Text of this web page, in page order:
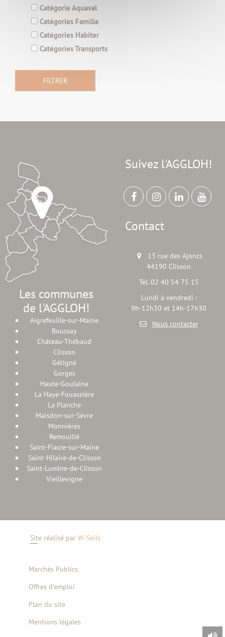
Catégorie Aquaval
Catégories Famille
Catégories Habiter
Catégories Transports
Les communes
de l'AGGLOH!
Aigrefeuille-sur-Maine
Boussay
Château-Thébaud
Clisson
Gétigné
Gorges
Haute-Goulaine
La Haye-Fouassière
La Planche
Maisdon-sur-Sèvre
Monnières
Remouillé
Saint-Fiacre-sur-Maine
Saint-Hilaire-de-Clisson
Saint-Lumine-de-Clisson
Vieillevigne
Suivez l'AGGLOH!
Contact
13 rue des Ajoncs
44190 Clisson
Tél. 02 40 54 75 15
Lundi à vendredi :
9h-12h30 et 14h-17h30
Nous contacter
Site réalisé par W-Seils
Marchés Publics
Offres d'emploi
Plan du site
Mentions légales